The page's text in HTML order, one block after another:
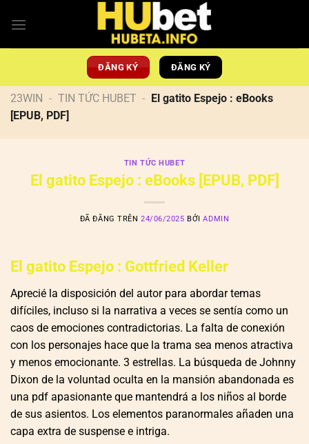
đến
ĐĂNG KÝ ĐĂNG KÝ
23WIN - TIN TỨC HUBET - El gatito Espejo : eBooks
[EPUB, PDF]
TIN TỨC HUBET
El gatito Espejo : eBooks [EPUB, PDF]
ĐÃ ĐĂNG TRÊN24/06/2025 BỞIADMIN
El gatito Espejo : Gottfried Keller
Aprecié la disposición del autor para abordar temas
difíciles, incluso si la narrativa a veces se sentía como un
caos de emociones contradictorias. La falta de conexión
con los personajes hace que la trama sea menos atractiva
y menos emocionante. 3 estrellas. La búsqueda de Johnny
Dixon de la voluntad oculta en la mansión abandonada es
una pdf apasionante que mantendrá a los niños al borde
de sus asientos. Los elementos paranormales añaden una
capa extra de suspense e intriga.